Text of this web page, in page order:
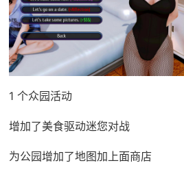
1 个众园活动
增加了美食驱动迷您对战
为公园增加了地图加上面商店